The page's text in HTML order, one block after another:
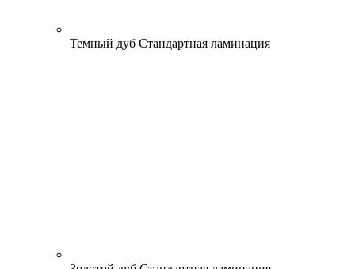
Темный дуб Стандартная ламинация